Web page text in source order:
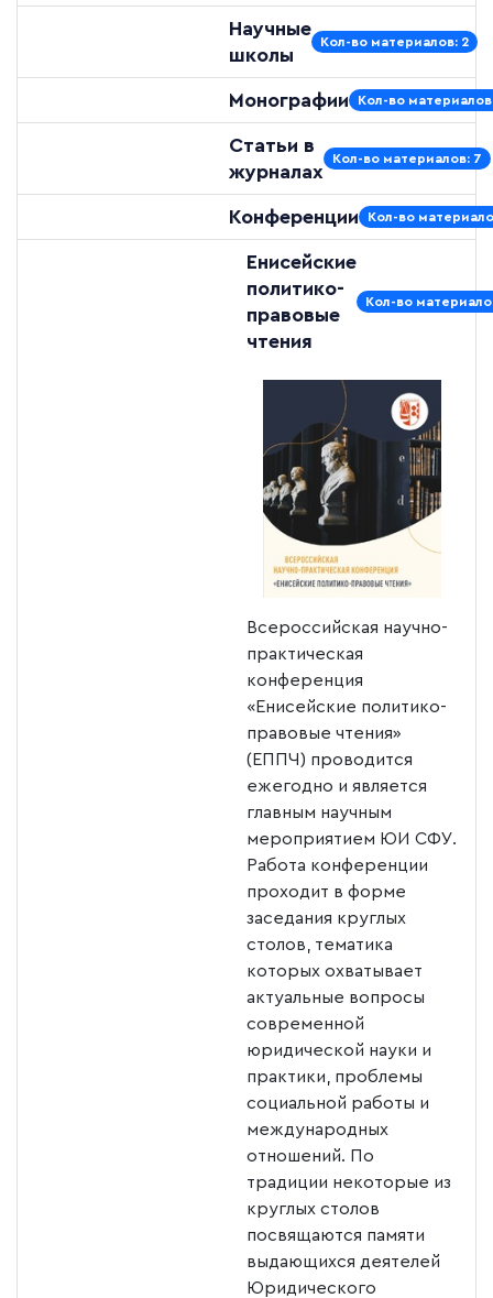
Научные
школы
Кол-во материалов: 2
Монографии Кол-во
Статьи в
журналах
Кол-во материалов: 7
Конференции Кол-во
Енисейские
политико-
правовые
чтения
Кол-во
Всероссийская научно-
практическая
конференция
«Енисейские политико-
правовые чтения»
(ЕППЧ) проводится
ежегодно и является
главным научным
мероприятием ЮИ СФУ.
Работа конференции
проходит в форме
заседания круглых
столов, тематика
которых охватывает
актуальные вопросы
современной
юридической науки и
практики, проблемы
социальной работы и
международных
отношений. По
традиции некоторые из
круглых столов
посвящаются памяти
выдающихся деятелей
Юридического